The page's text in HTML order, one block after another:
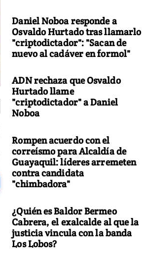
Daniel Noboa responde a
Osvaldo Hurtado tras llamarlo
"criptodictador": "Sacan de
nuevo al cadáver en formol"
ADN rechaza que Osvaldo
Hurtado llame
"criptodictador" a Daniel
Noboa
Rompen acuerdo con el
correísmo para Alcaldía de
Guayaquil: líderes arremeten
contra candidata
"chimbadora"
¿Quién es Baldor Bermeo
Cabrera, el exalcalde al que la
justicia vincula con la banda
Los Lobos?